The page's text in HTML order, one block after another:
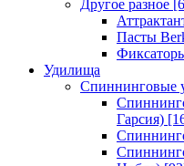
Другое разное
Пасты
Удилища
Спиннинговые
Гарсия)